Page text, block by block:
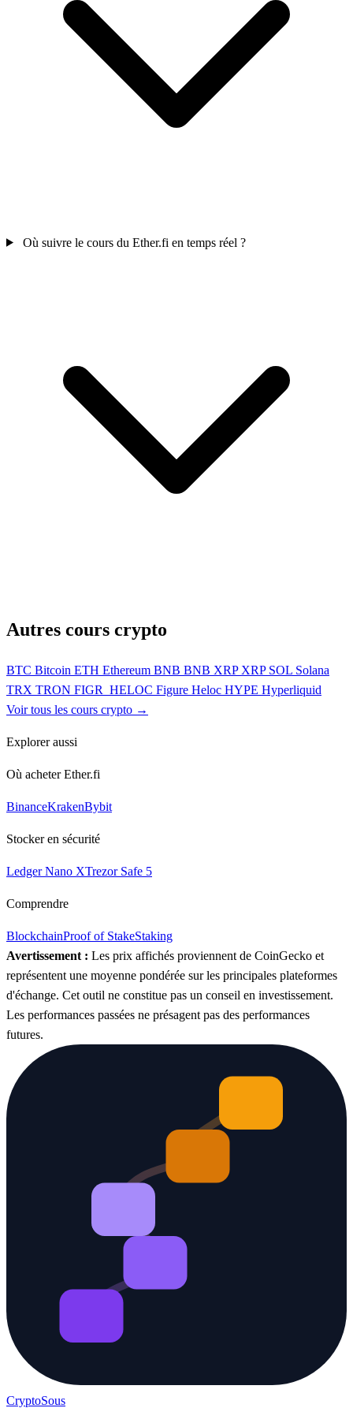
Où suivre le cours du Ether.fi en temps réel ?
Autres cours crypto
BTC Bitcoin ETH Ethereum BNB BNB XRP XRP SOL Solana
TRX TRON FIGR_HELOC Figure Heloc HYPE Hyperliquid
Voir tous les cours crypto →
Explorer aussi
Où acheter Ether.fi
BinanceKrakenBybit
Stocker en sécurité
Ledger Nano XTrezor Safe 5
Comprendre
BlockchainProof of StakeStaking
Avertissement : Les prix affichés proviennent de CoinGecko et
représentent une moyenne pondérée sur les principales plateformes
d'échange. Cet outil ne constitue pas un conseil en investissement.
Les performances passées ne présagent pas des performances
futures.
CryptoSous